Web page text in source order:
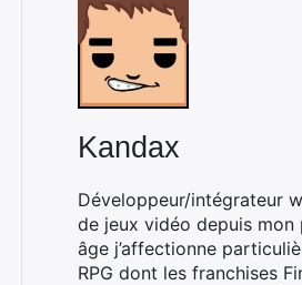
Kandax
Développeur/intégrateur
de jeux vidéo depuis mon
âge j’affectionne
RPG dont les franchises